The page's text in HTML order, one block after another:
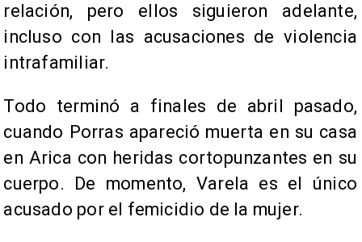
relación, pero ellos siguieron adelante,
incluso con las acusaciones de violencia
intrafamiliar.
Todo terminó a finales de abril pasado,
cuando Porras apareció muerta en su casa
en Arica con heridas cortopunzantes en su
cuerpo. De momento, Varela es el único
acusado por el femicidio de la mujer.